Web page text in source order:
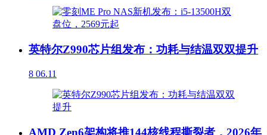
英特尔Z990芯片组发布：功耗与结温双双提升
8 06.11
AMD Zen6架构将推144核线程撕裂者，2026年